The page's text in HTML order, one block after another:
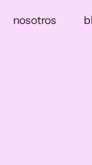
nosotros